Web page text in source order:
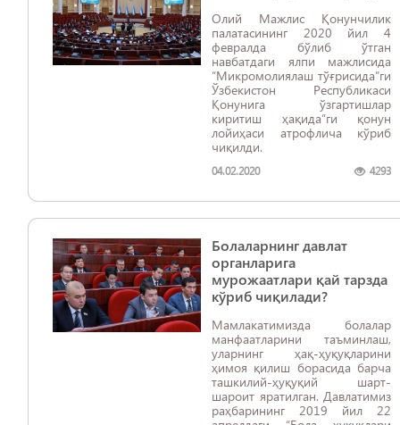
Олий Мажлис Қонунчилик
палатасининг 2020 йил 4
февралда бўлиб ўтган
навбатдаги ялпи мажлисида
“Микромолиялаш тўғрисида”ги
Ўзбекистон Республикаси
Қонунига ўзгартишлар
киритиш ҳақида”ги қонун
лойиҳаси атрофлича кўриб
чиқилди.
04.02.2020 4293
Болаларнинг давлат
органларига
мурожаатлари қай тарзда
кўриб чиқилади?
Мамлакатимизда болалар
манфаатларини таъминлаш,
уларнинг ҳақ-ҳуқуқларини
ҳимоя қилиш борасида барча
ташкилий-ҳуқуқий шарт-
шароит яратилган. Давлатимиз
раҳбарининг 2019 йил 22